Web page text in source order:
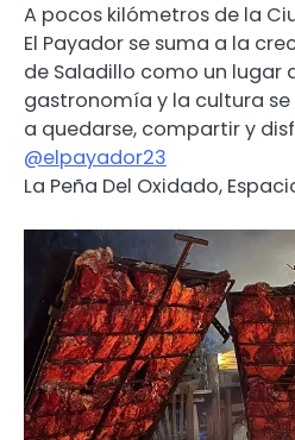
A pocos kilómetros de la
El Payador se suma a la
de Saladillo como un lugar
gastronomía y la cultura
a quedarse, compartir y
@elpayador23
La Peña Del Oxidado,